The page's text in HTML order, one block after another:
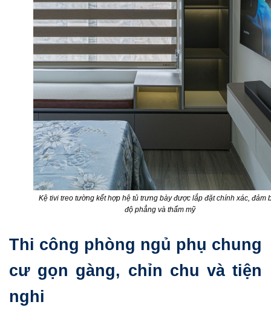
Kệ tivi treo tường kết hợp hệ tủ trưng bày được lắp đặt chính xác, đảm
độ phẳng và thẩm mỹ
Thi công phòng ngủ phụ chung
cư gọn gàng, chỉn chu và tiện
nghi